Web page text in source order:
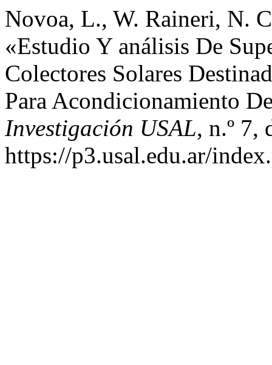
Novoa, L., W. Raineri, N.
«Estudio Y análisis De
Colectores Solares
Para Acondicionamiento
Investigación USAL, n.º 7,
https://p3.usal.edu.ar/